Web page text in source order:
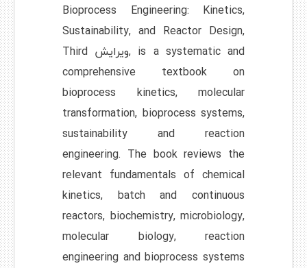
Bioprocess Engineering: Kinetics,
Sustainability, and Reactor Design,
Third ویرایش, is a systematic and
comprehensive textbook on
bioprocess kinetics, molecular
transformation, bioprocess systems,
sustainability and reaction
engineering. The book reviews the
relevant fundamentals of chemical
kinetics, batch and continuous
reactors, biochemistry, microbiology,
molecular biology, reaction
engineering and bioprocess systems